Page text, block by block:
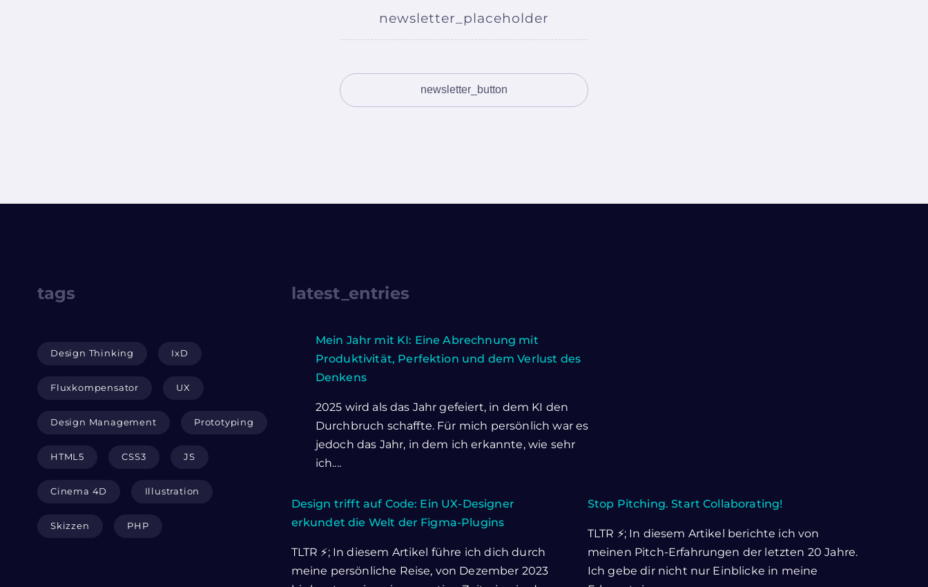
newsletter_placeholder
latest_entries
Mein Jahr mit KI: Eine Abrechnung mit
Produktivität, Perfektion und dem Verlust des
Denkens
2025 wird als das Jahr gefeiert, in dem KI den
Durchbruch schaffte. Für mich persönlich war es
jedoch das Jahr, in dem ich erkannte, wie sehr
ich....
Design trifft auf Code: Ein UX-Designer
erkundet die Welt der Figma-Plugins
TLTR ⚡; In diesem Artikel führe ich dich durch
meine persönliche Reise, von Dezember 2023
Stop Pitching. Start Collaborating!
TLTR ⚡; In diesem Artikel berichte ich von
meinen Pitch-Erfahrungen der letzten 20 Jahre.
Ich gebe dir nicht nur Einblicke in meine
tags
Design Thinking IxD
Fluxkompensator UX
Design Management Prototyping
HTML5 CSS3 JS
Cinema 4D Illustration
Skizzen PHP